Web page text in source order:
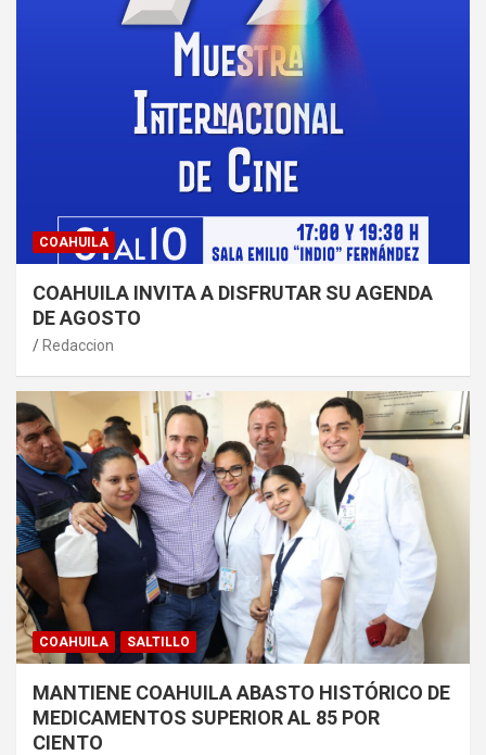
COAHUILA
COAHUILA INVITA A DISFRUTAR SU AGENDA
DE AGOSTO
Redaccion
COAHUILA SALTILLO
MANTIENE COAHUILA ABASTO HISTÓRICO DE
MEDICAMENTOS SUPERIOR AL 85 POR
CIENTO